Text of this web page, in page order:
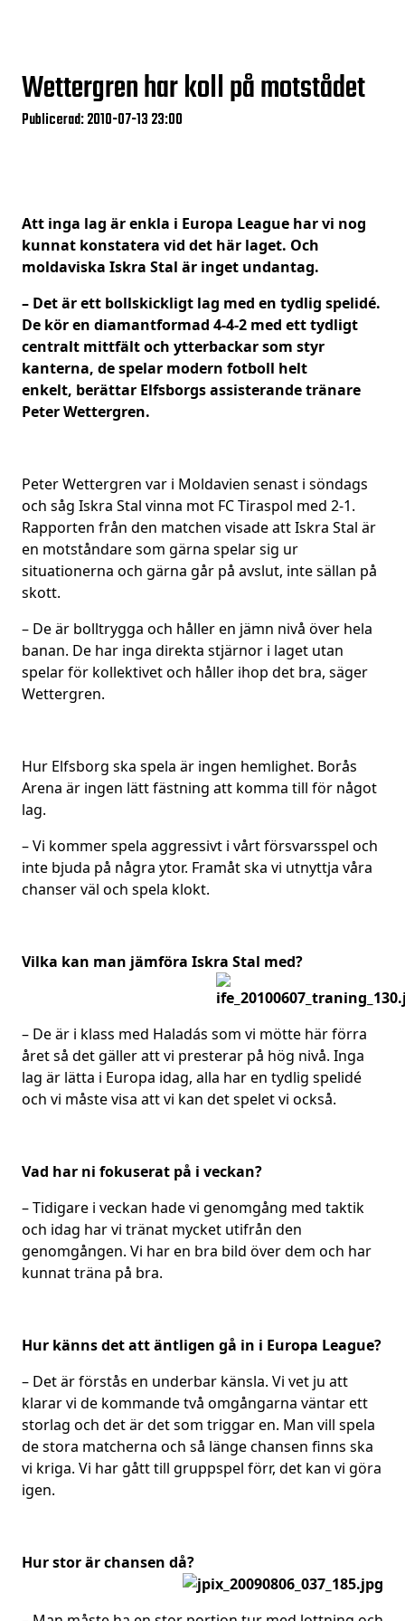
Wettergren har koll på motstådet
Publicerad: 2010-07-13 23:00
Att inga lag är enkla i Europa League har vi nog
kunnat konstatera vid det här laget. Och
moldaviska Iskra Stal är inget undantag.
– Det är ett bollskickligt lag med en tydlig spelidé.
De kör en diamantformad 4-4-2 med ett tydligt
centralt mittfält och ytterbackar som styr
kanterna, de spelar modern fotboll helt
enkelt, berättar Elfsborgs assisterande tränare
Peter Wettergren.
Peter Wettergren var i Moldavien senast i söndags
och såg Iskra Stal vinna mot FC Tiraspol med 2-1.
Rapporten från den matchen visade att Iskra Stal är
en motståndare som gärna spelar sig ur
situationerna och gärna går på avslut, inte sällan på
skott.
– De är bolltrygga och håller en jämn nivå över hela
banan. De har inga direkta stjärnor i laget utan
spelar för kollektivet och håller ihop det bra, säger
Wettergren.
Hur Elfsborg ska spela är ingen hemlighet. Borås
Arena är ingen lätt fästning att komma till för något
lag.
– Vi kommer spela aggressivt i vårt försvarsspel och
inte bjuda på några ytor. Framåt ska vi utnyttja våra
chanser väl och spela klokt.
Vilka kan man jämföra Iskra Stal med?
– De är i klass med Haladás som vi mötte här förra
året så det gäller att vi presterar på hög nivå. Inga
lag är lätta i Europa idag, alla har en tydlig spelidé
och vi måste visa att vi kan det spelet vi också.
Vad har ni fokuserat på i veckan?
– Tidigare i veckan hade vi genomgång med taktik
och idag har vi tränat mycket utifrån den
genomgången. Vi har en bra bild över dem och har
kunnat träna på bra.
Hur känns det att äntligen gå in i Europa League?
– Det är förstås en underbar känsla. Vi vet ju att
klarar vi de kommande två omgångarna väntar ett
storlag och det är det som triggar en. Man vill spela
de stora matcherna och så länge chansen finns ska
vi kriga. Vi har gått till gruppspel förr, det kan vi göra
igen.
Hur stor är chansen då?